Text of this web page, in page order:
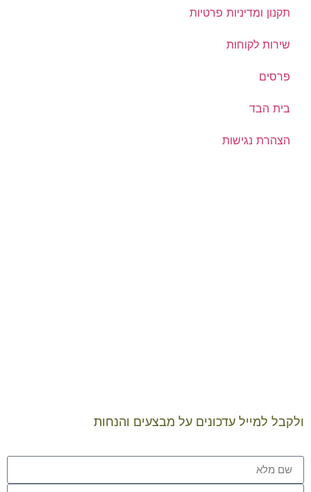
תקנון ומדיניות פרטיות
שירות לקוחות
פרסים
בית הבד
הצהרת נגישות
ולקבל למייל עדכונים על מבצעים והנחות